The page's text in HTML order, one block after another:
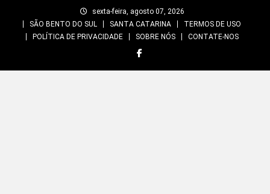
sexta-feira, agosto 07, 2026
SÃO BENTO DO SUL
SANTA CATARINA
TERMOS DE USO
POLÍTICA DE PRIVACIDADE
SOBRE NÓS CONTATE-NOS